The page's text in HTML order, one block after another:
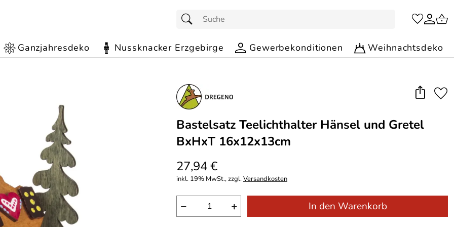
Ganzjahresdeko Nussknacker Erzgebirge Gewerbekonditionen Weihnachtsdeko
Bastelsatz Teelichthalter Hänsel und Gretel
BxHxT 16x12x13cm
27,94 €
inkl. 19% MwSt., zzgl.Versandkosten
− + In den Warenkorb